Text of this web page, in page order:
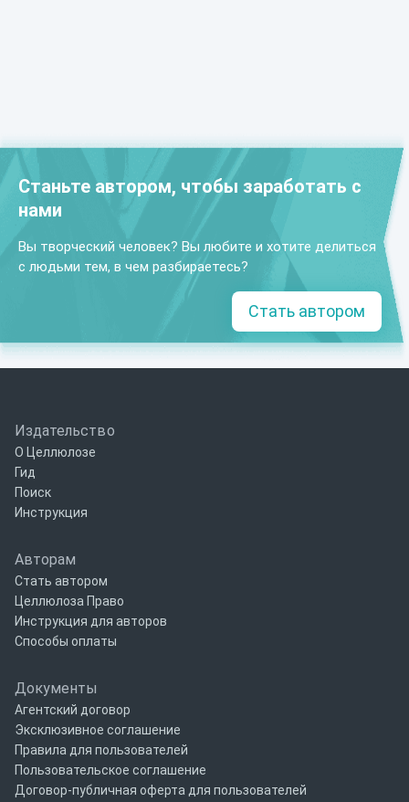
Станьте автором, чтобы заработать с
нами
Вы творческий человек? Вы любите и хотите делиться
с людьми тем, в чем разбираетесь?
Стать автором
Издательство
О Целлюлозе
Гид
Поиск
Инструкция
Авторам
Стать автором
Целлюлоза Право
Инструкция для авторов
Способы оплаты
Документы
Агентский договор
Эксклюзивное соглашение
Правила для пользователей
Пользовательское соглашение
Договор-публичная оферта для пользователей